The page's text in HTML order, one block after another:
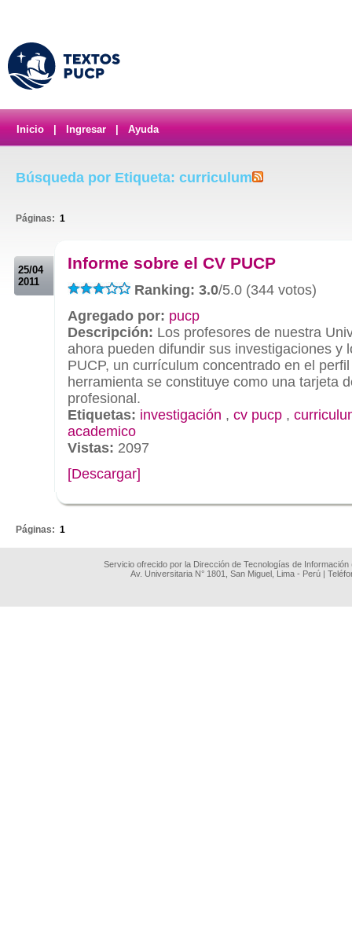
Inicio Ingresar Ayuda
Búsqueda por Etiqueta: curriculum
Páginas: 1
25/04
2011
Informe sobre el CV PUCP
Ranking: 3.0/5.0 (344 votos)
Agregado por: pucp
Descripción: Los profesores de nuestra
ahora pueden difundir sus investigaciones y
PUCP, un currículum concentrado en el
herramienta se constituye como una tarjeta
profesional.
Etiquetas: investigación , cv pucp ,
academico
Vistas: 2097
[Descargar]
Páginas: 1
Servicio ofrecido por la Dirección de Tecnologías de
Av. Universitaria N° 1801, San Miguel, Lima - Perú |